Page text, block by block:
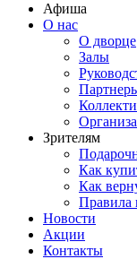
Афиша
О нас
О дворце
Залы
Зрителям
Как
Как
Правила
Новости
Акции
Контакты